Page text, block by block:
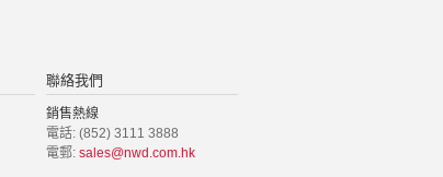
聯絡我們
銷售熱線
電話: (852) 3111 3888
電郵: sales@nwd.com.hk